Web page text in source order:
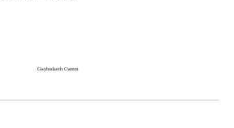
Gwybodaeth Cwmni